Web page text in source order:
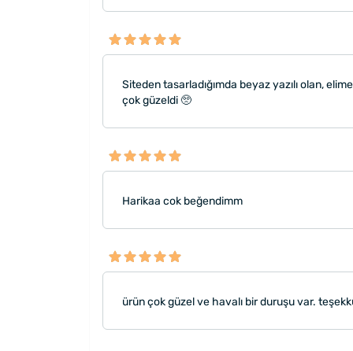
Siteden tasarladığımda beyaz yazılı olan,
çok güzeldi 🥺
Harikaa cok beğendimm
ürün çok güzel ve havalı bir duruşu var.